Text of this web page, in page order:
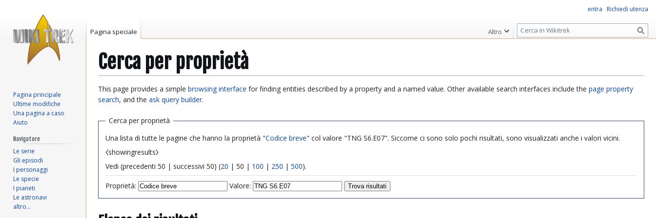
Cerca per proprietà
Vai
alla
Vai
alla
This page provides a simple browsing interface for finding entities described by a property and a named value. Other available search interfaces include the page property
search, and the ask query builder.
Cerca per proprietà
Una lista di tutte le pagine che hanno la proprietà "Codice breve" col valore "TNG S6.E07". Siccome ci sono solo pochi risultati, sono visualizzati anche i valori vicini.
⧼showingresults⧽
Vedi (precedenti 50 | successivi 50) (20 | 50 | 100 | 250 | 500).
Proprietà: Valore:
entra Richiedi utenza
Pagina speciale Altro
R
i
r
c
Pagina principale
Ultime modifiche
Una pagina a caso
Aiuto
Navigatore
Le serie
Gli episodi
I personaggi
Le specie
I pianeti
Le astronavi
altro…